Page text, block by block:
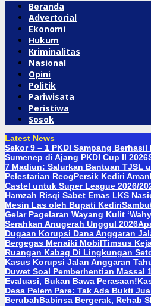
Beranda
Advertorial
Ekonomi
Hukum
Kriminalitas
Nasional
Opini
Politik
Pariwisata
Peristiwa
Sosok
Latest News
Sekor 9 – 1 PKDI Sampang
Sumenep di Ajang PKDI Cup II 2026
7 Madiun: Salurkan Bantuan TJSL
Pelestarian ReogPersik Kediri
Castel untuk Super League 2026/
Hamzah Risqi Sabet Emas LKS
Mesin Las oleh Bupati Kediri
Gelar Pagelaran Wayang Kulit
Serahkan Anugerah Unggul 2026
Dugaan Korupsi Dana Anggaran
Bergegas Menaiki MobilTimsus
Ruangan Kabag Di Lingkungan
Kasus Korupsi Jalan Anggaran
Duwet Soal Pemberhentian Massal
Evaluasi, Bukan Bawa Perasaan!
Desa Pelem Pare: Tak Ada Bukti
BerubahBabinsa Bergerak, Rehab